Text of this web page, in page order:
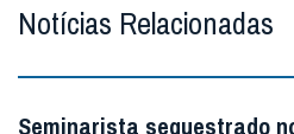
Notícias Relacionadas